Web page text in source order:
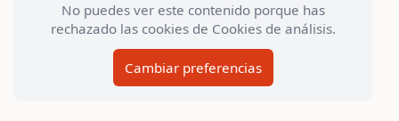
No puedes ver este contenido porque has
rechazado las cookies de Cookies de análisis.
Cambiar preferencias